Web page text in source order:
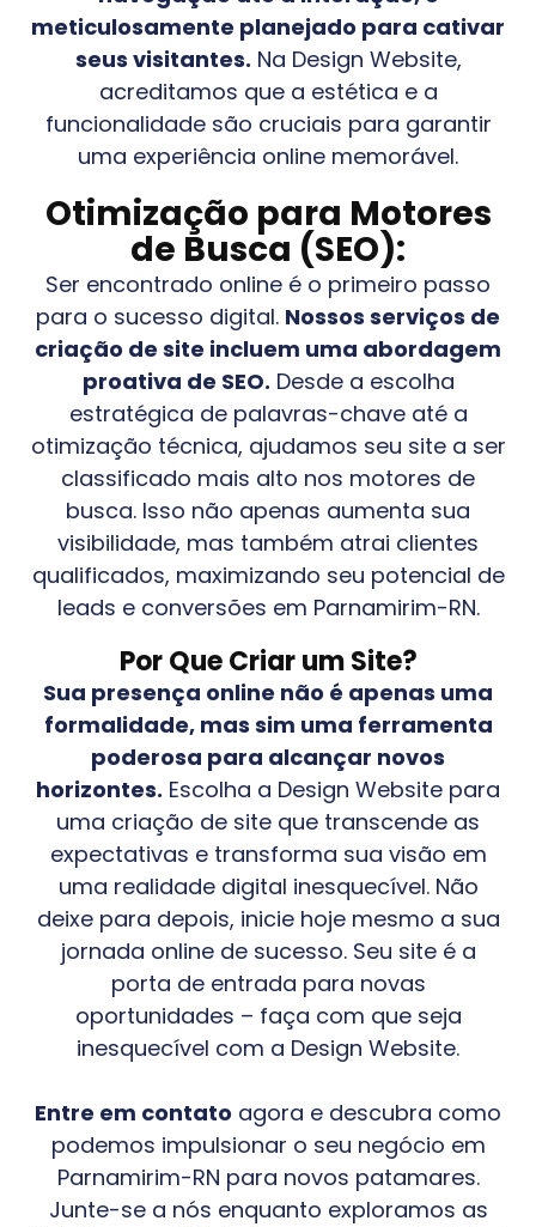
meticulosamente planejado para cativar
seus visitantes. Na Design Website,
acreditamos que a estética e a
funcionalidade são cruciais para garantir
uma experiência online memorável.
Otimização para Motores
de Busca (SEO):
Ser encontrado online é o primeiro passo
para o sucesso digital. Nossos serviços de
criação de site incluem uma abordagem
proativa de SEO. Desde a escolha
estratégica de palavras-chave até a
otimização técnica, ajudamos seu site a ser
classificado mais alto nos motores de
busca. Isso não apenas aumenta sua
visibilidade, mas também atrai clientes
qualificados, maximizando seu potencial de
leads e conversões em Parnamirim-RN.
Por Que Criar um Site?
Sua presença online não é apenas uma
formalidade, mas sim uma ferramenta
poderosa para alcançar novos
horizontes. Escolha a Design Website para
uma criação de site que transcende as
expectativas e transforma sua visão em
uma realidade digital inesquecível. Não
deixe para depois, inicie hoje mesmo a sua
jornada online de sucesso. Seu site é a
porta de entrada para novas
oportunidades – faça com que seja
inesquecível com a Design Website.
Entre em contato agora e descubra como
podemos impulsionar o seu negócio em
Parnamirim-RN para novos patamares.
Junte-se a nós enquanto exploramos as